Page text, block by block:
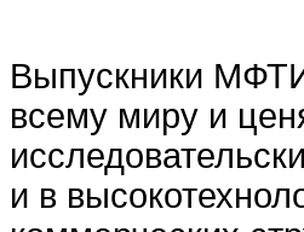
Выпускники
всему миру и
и в